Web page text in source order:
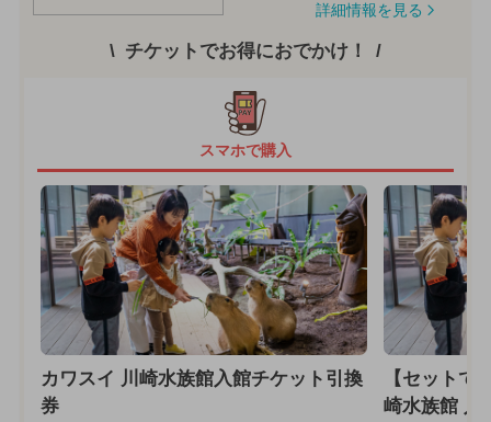
詳細情報を見る
チケットでお得におでかけ！
スマホで購入
カワスイ 川崎水族館入館チケット引換
券
【セットで
崎⽔族館 入